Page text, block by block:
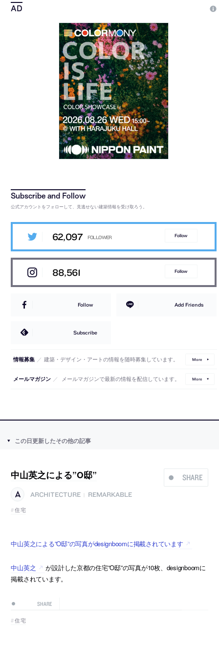
公式アカウントをフォローして、見逃せない建築情報を受け取ろう。
62,097 Follow
88,561 Follow
Follow Add Friends
Subscribe
情報募集 ／ 建築・デザイン・アートの情報を随時募集しています。 More
メールマガジン ／ メールマガジンで最新の情報を配信しています。 More
この日更新したその他の記事
SHARE
中山英之による”O邸”
ARCHITECTURE
REMARKABLE
住宅
中山英之による”O邸”の写真がdesignboomに掲載されています
中山英之
が設計した京都の住宅”O邸”の写真が10枚、designboomに
掲載されています。
SHARE
住宅